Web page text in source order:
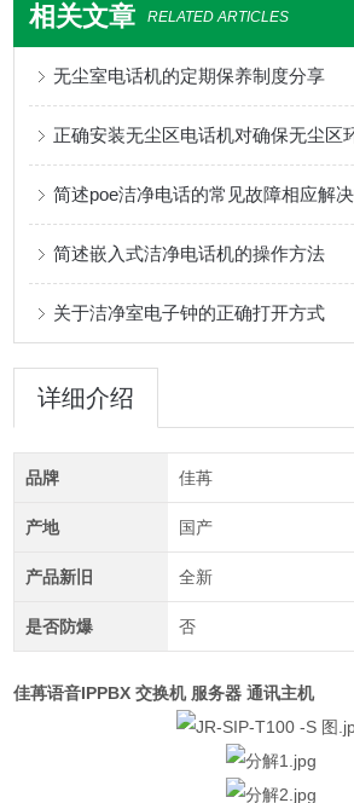
相关文章 RELATED ARTICLES
无尘室电话机的定期保养制度分享
正确安装无尘区电话机对确保无尘区
简述poe洁净电话的常见故障相应解
简述嵌入式洁净电话机的操作方法
关于洁净室电子钟的正确打开方式
详细介绍
品牌 佳苒
产地 国产
产品新旧 全新
是否防爆 否
佳苒语音IPPBX 交换机 服务器 通讯主机